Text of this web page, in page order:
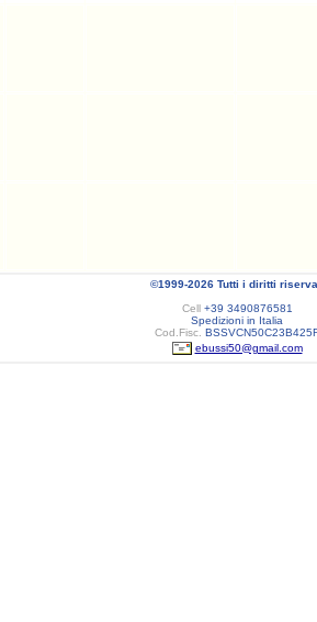
©1999-2026 Tutti i diritti
Cell+39 3490876581
Spedizioni in Italia
Cod.Fisc.
ebussi50@gmail.com